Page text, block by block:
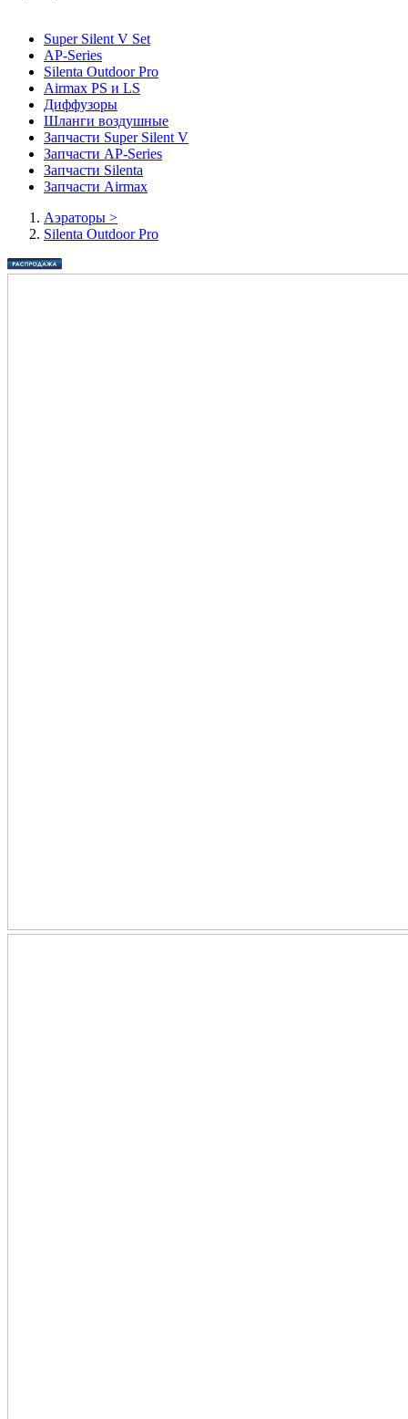
Super Silent V Set
AP-Series
Silenta Outdoor Pro
Airmax PS и LS
Диффузоры
Шланги воздушные
Запчасти Super Silent V
Запчасти AP-Series
Запчасти Silenta
Запчасти Airmax
Аэраторы >
Silenta Outdoor Pro